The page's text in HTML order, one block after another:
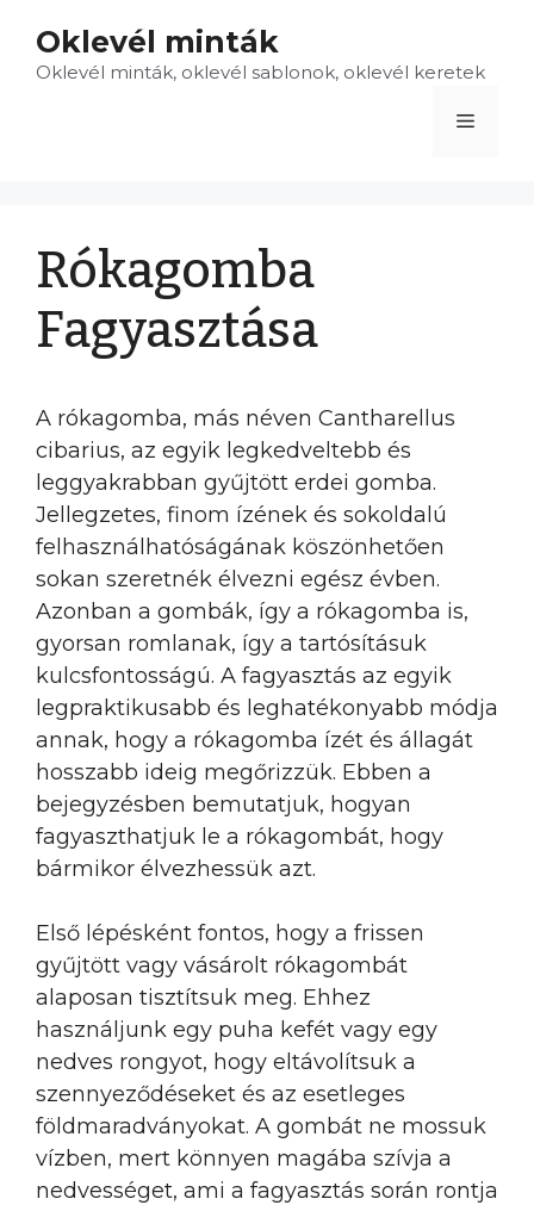
tartalomba
Oklevél minták
Oklevél minták, oklevél sablonok, oklevél keretek
Menü
Rókagomba
Fagyasztása
A rókagomba, más néven Cantharellus
cibarius, az egyik legkedveltebb és
leggyakrabban gyűjtött erdei gomba.
Jellegzetes, finom ízének és sokoldalú
felhasználhatóságának köszönhetően
sokan szeretnék élvezni egész évben.
Azonban a gombák, így a rókagomba is,
gyorsan romlanak, így a tartósításuk
kulcsfontosságú. A fagyasztás az egyik
legpraktikusabb és leghatékonyabb módja
annak, hogy a rókagomba ízét és állagát
hosszabb ideig megőrizzük. Ebben a
bejegyzésben bemutatjuk, hogyan
fagyaszthatjuk le a rókagombát, hogy
bármikor élvezhessük azt.
Első lépésként fontos, hogy a frissen
gyűjtött vagy vásárolt rókagombát
alaposan tisztítsuk meg. Ehhez
használjunk egy puha kefét vagy egy
nedves rongyot, hogy eltávolítsuk a
szennyeződéseket és az esetleges
földmaradványokat. A gombát ne mossuk
vízben, mert könnyen magába szívja a
nedvességet, ami a fagyasztás során rontja